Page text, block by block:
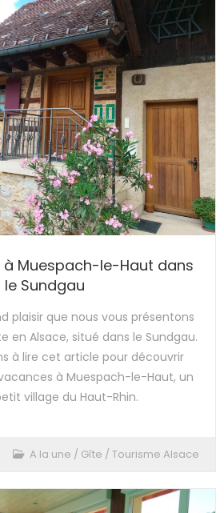
à Muespach-le-Haut dans
le Sundgau
plaisir que nous vous présentons
en Alsace, situé dans le Sundgau.
à lire cet article pour découvrir
à Muespach-le-Haut, un
village du Haut-Rhin.
A la une / Gîte / Tourisme Alsace